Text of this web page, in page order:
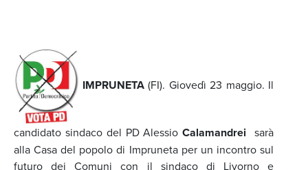
IMPRUNETA(FI). Giovedì 23 maggio. Il
candidato sindaco del PD AlessioCalamandrei sarà
alla Casa del popolo di Impruneta per un incontro sul
futuro dei Comuni con il sindaco di Livorno e